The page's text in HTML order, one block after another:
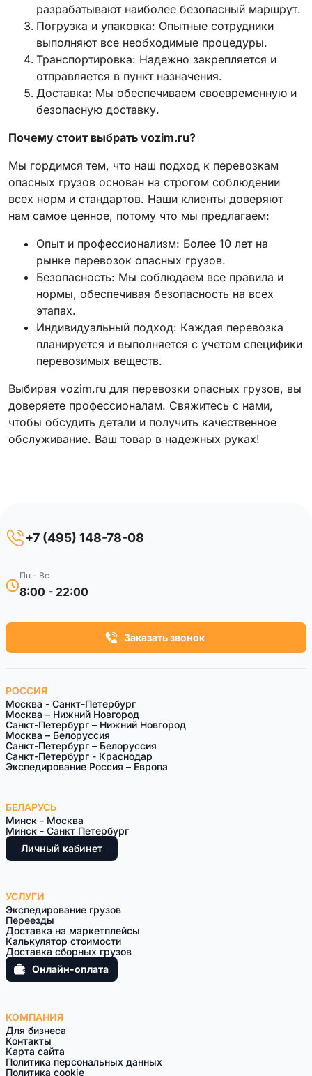
разрабатывают наиболее безопасный маршрут.
Погрузка и упаковка: Опытные сотрудники
выполняют все необходимые процедуры.
Транспортировка: Надежно закрепляется и
отправляется в пункт назначения.
Доставка: Мы обеспечиваем своевременную и
безопасную доставку.
Почему стоит выбрать vozim.ru?
Мы гордимся тем, что наш подход к перевозкам
опасных грузов основан на строгом соблюдении
всех норм и стандартов. Наши клиенты доверяют
нам самое ценное, потому что мы предлагаем:
Опыт и профессионализм: Более 10 лет на
рынке перевозок опасных грузов.
Безопасность: Мы соблюдаем все правила и
нормы, обеспечивая безопасность на всех
этапах.
Индивидуальный подход: Каждая перевозка
планируется и выполняется с учетом специфики
перевозимых веществ.
Выбирая vozim.ru для перевозки опасных грузов, вы
доверяете профессионалам. Свяжитесь с нами,
чтобы обсудить детали и получить качественное
обслуживание. Ваш товар в надежных руках!
+7 (495) 148-78-08
Пн - Вс
8:00 - 22:00
Заказать звонок
РОССИЯ
Москва - Санкт-Петербург
Москва – Нижний Новгород
Санкт-Петербург – Нижний Новгород
Москва – Белоруссия
Санкт-Петeрбург – Белоруссия
Санкт-Петербург - Краснодар
Экспедирование Россия – Европа
БЕЛАРУСЬ
Минск - Москва
Минск - Санкт Петербург
Личный кабинет
УСЛУГИ
Экспедирование грузов
Переезды
Доставка на маркетплейсы
Калькулятор стоимости
Доставка сборных грузов
Онлайн-оплата
КОМПАНИЯ
Для бизнеса
Контакты
Карта сайта
Политика персональных данных
Политика cookie